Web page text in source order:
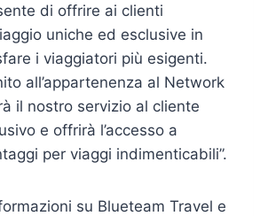
di offrire ai clienti
uniche ed esclusive in
i viaggiatori più esigenti.
all’appartenenza al Network
il nostro servizio al cliente
e offrirà l’accesso a
per viaggi indimenticabili”.
su Blueteam Travel e